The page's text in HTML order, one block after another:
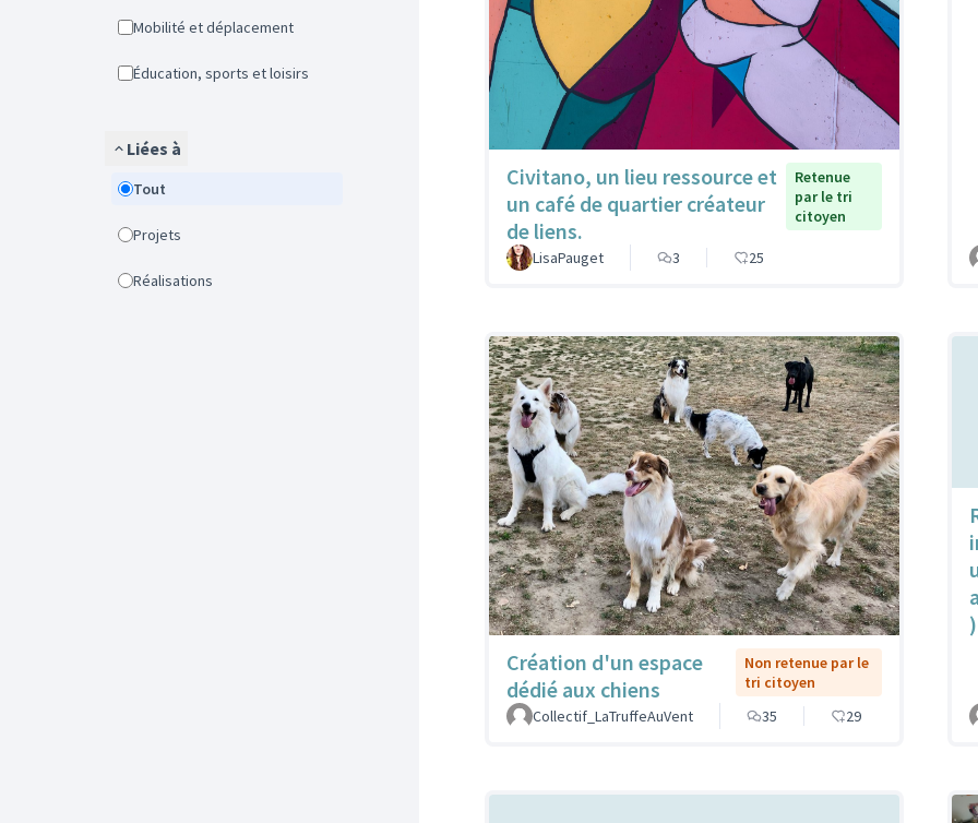
Mobilité et déplacement
Éducation, sports et loisirs
Liées à
Tout
Projets
Réalisations
Civitano, un lieu ressource et
un café de quartier créateur
de liens.
Retenue
par le tri
citoyen
LisaPauget 3 25
Création d'un espace
dédié aux chiens
Non retenue par le
tri citoyen
Collectif_LaTruffeAuVent
35 29
)